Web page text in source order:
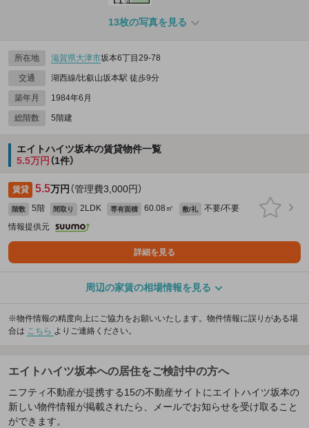
13枚の写真を見る
所在地 滋賀県大津市坂本6丁目29-78
交通 湖西線/比叡山坂本駅 徒歩9分
築年月 1984年6月
総階数 5階建
エイトハイツ坂本の賃貸物件一覧
5.5万円 （1件）
賃貸 5.5万円 （管理費3,000円）
階数 5階 間取り 2LDK 専有面積 60.08㎡ 敷/礼
不要/不要
情報提供元
詳細を見る
周辺の家賃の相場情報を見る
※物件情報の精度向上にご協力をお願いいたします。物件情報に誤りがある場
合は こちら よりご連絡ください。
エイトハイツ坂本への居住をご検討中の方へ
ニフティ不動産が提携する15の不動産サイトにエイトハイツ坂本の
新しい物件情報が掲載されたら、メールでお知らせを受け取ること
ができます。